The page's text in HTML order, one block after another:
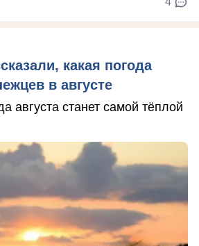
какая погода
в августе
августа станет самой тёплой